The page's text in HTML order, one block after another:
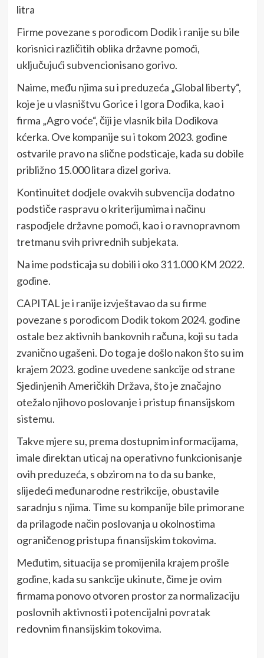
litra
Firme povezane s porodicom Dodik i ranije su bile
korisnici različitih oblika državne pomoći,
uključujući subvencionisano gorivo.
Naime, među njima su i preduzeća „Global liberty“,
koje je u vlasništvu Gorice i Igora Dodika, kao i
firma „Agro voće“, čiji je vlasnik bila Dodikova
kćerka. Ove kompanije su i tokom 2023. godine
ostvarile pravo na slične podsticaje, kada su dobile
približno 15.000 litara dizel goriva.
Kontinuitet dodjele ovakvih subvencija dodatno
podstiče raspravu o kriterijumima i načinu
raspodjele državne pomoći, kao i o ravnopravnom
tretmanu svih privrednih subjekata.
Na ime podsticaja su dobili i oko 311.000 KM 2022.
godine.
CAPITAL je i ranije izvještavao da su firme
povezane s porodicom Dodik tokom 2024. godine
ostale bez aktivnih bankovnih računa, koji su tada
zvanično ugašeni. Do toga je došlo nakon što su im
krajem 2023. godine uvedene sankcije od strane
Sjedinjenih Američkih Država, što je značajno
otežalo njihovo poslovanje i pristup finansijskom
sistemu.
Takve mjere su, prema dostupnim informacijama,
imale direktan uticaj na operativno funkcionisanje
ovih preduzeća, s obzirom na to da su banke,
slijedeći međunarodne restrikcije, obustavile
saradnju s njima. Time su kompanije bile primorane
da prilagode način poslovanja u okolnostima
ograničenog pristupa finansijskim tokovima.
Međutim, situacija se promijenila krajem prošle
godine, kada su sankcije ukinute, čime je ovim
firmama ponovo otvoren prostor za normalizaciju
poslovnih aktivnosti i potencijalni povratak
redovnim finansijskim tokovima.